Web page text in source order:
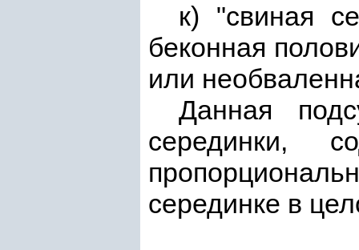
к) "свиная
беконная
или
Данная
серединки,
серединке в